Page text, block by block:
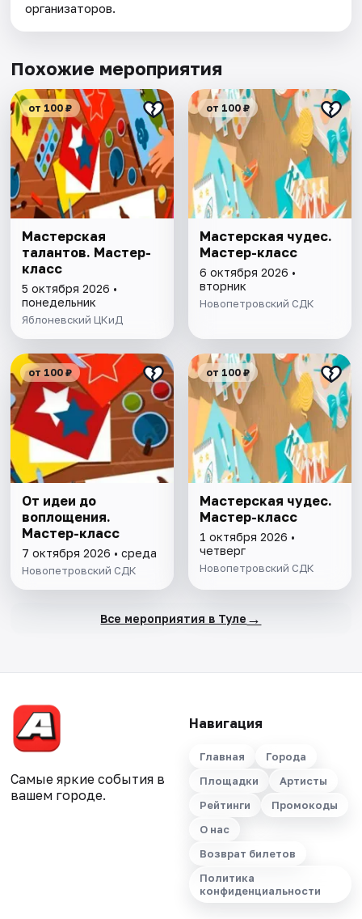
организаторов.
Похожие мероприятия
от 100 ₽
Мастерская
талантов. Мастер-
класс
5 октября 2026 •
понедельник
Яблоневский ЦКиД
от 100 ₽
Мастерская чудес.
Мастер-класс
6 октября 2026 •
вторник
Новопетровский СДК
от 100 ₽
От идеи до
воплощения.
Мастер-класс
7 октября 2026 • среда
Новопетровский СДК
от 100 ₽
Мастерская чудес.
Мастер-класс
1 октября 2026 •
четверг
Новопетровский СДК
Все мероприятия в Туле →
Самые яркие события в
вашем городе.
Навигация
Главная
Города
Площадки
Артисты
Рейтинги
Промокоды
О нас
Возврат билетов
Политика
конфиденциальности